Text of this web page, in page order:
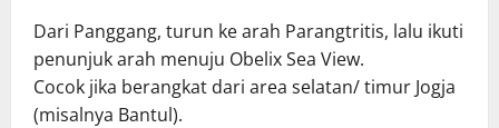
Dari Panggang, turun ke arah Parangtritis, lalu ikuti
penunjuk arah menuju Obelix Sea View.
Cocok jika berangkat dari area selatan/ timur Jogja
(misalnya Bantul).